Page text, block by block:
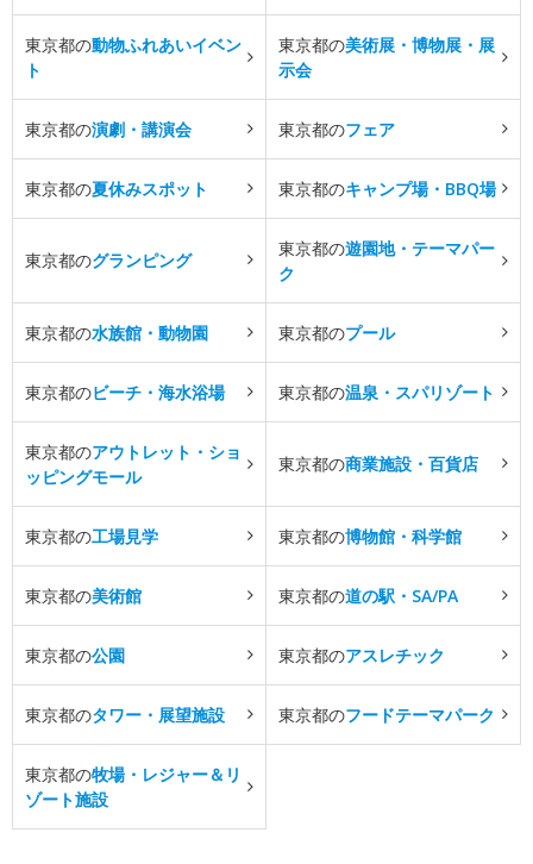
東京都の動物ふれあいイベン
ト
東京都の美術展・博物展・展
示会
東京都の演劇・講演会 東京都のフェア
東京都の夏休みスポット 東京都のキャンプ場・BBQ場
東京都のグランピング
東京都の遊園地・テーマパー
ク
東京都の水族館・動物園 東京都のプール
東京都のビーチ・海水浴場 東京都の温泉・スパリゾート
東京都のアウトレット・ショ
ッピングモール
東京都の商業施設・百貨店
東京都の工場見学 東京都の博物館・科学館
東京都の美術館 東京都の道の駅・SA/PA
東京都の公園 東京都のアスレチック
東京都のタワー・展望施設 東京都のフードテーマパーク
東京都の牧場・レジャー＆リ
ゾート施設